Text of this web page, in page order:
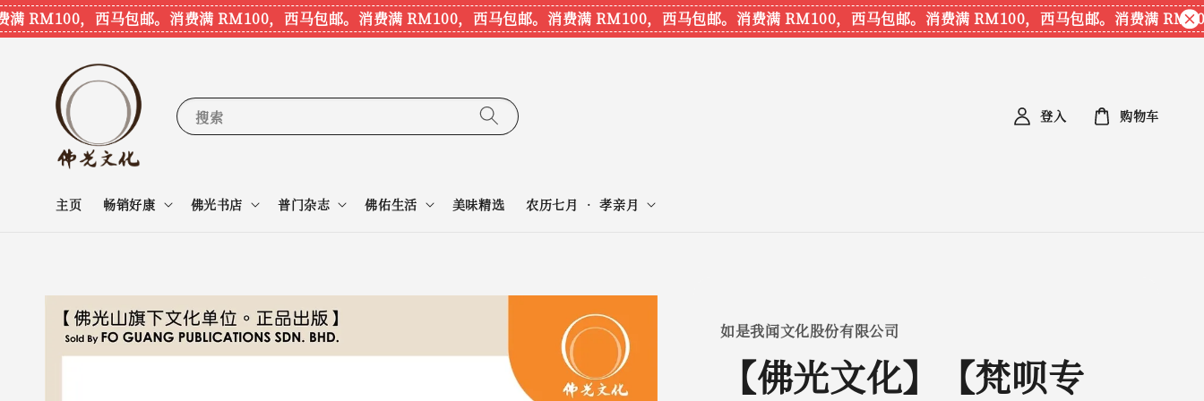
，西马包邮。消费满 RM100，西马包邮。消费满 RM100，西马包邮。消费满 RM100，西马包邮。消费满 RM100，西马包邮。消费满 RM100，西马包邮。消费满 RM100
搜索
主页 畅销好康 佛光书店 普门杂志 佛佑生活 美味精选 农历七月 • 孝亲月
登入 购物车
如是我闻文化股份有限公司
【佛光文化】【梵呗专